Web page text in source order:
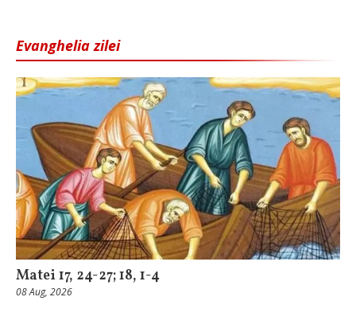
Evanghelia zilei
Matei 17, 24-27; 18, 1-4
08 Aug, 2026